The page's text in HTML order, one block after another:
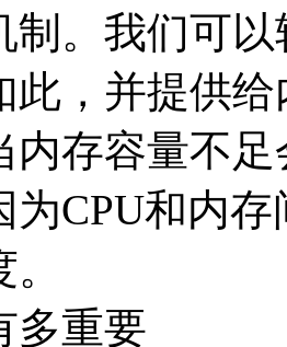
制。我们可
此，并提供
内存容量不
为CPU和内
多重要